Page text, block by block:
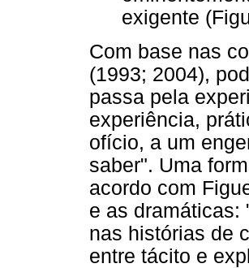
exigente
Com base nas
(1993; 2004),
passa pela
experiência,
ofício, a um
saber". Uma
acordo com
e as dramáticas:
nas histórias de
entre tácito e